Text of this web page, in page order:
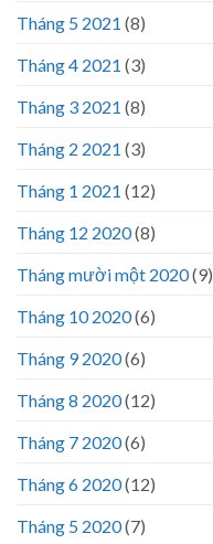
Tháng 5 2021 (8)
Tháng 4 2021 (3)
Tháng 3 2021 (8)
Tháng 2 2021 (3)
Tháng 1 2021 (12)
Tháng 12 2020(8)
Tháng mười một 2020(9)
Tháng 10 2020(6)
Tháng 9 2020(6)
Tháng 8 2020(12)
Tháng 7 2020(6)
Tháng 6 2020(12)
Tháng 5 2020(7)